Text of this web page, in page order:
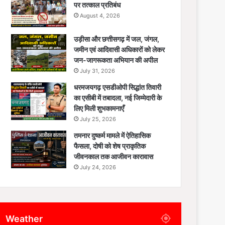
पर तत्काल प्रतिबंध
August 4, 2026
उड़ीसा और छत्तीसगढ़ में जल, जंगल,
जमीन एवं आदिवासी अधिकारों को लेकर
जन-जागरूकता अभियान की अपील
July 31, 2026
धरमजयगढ़ एसडीओपी सिद्धांत तिवारी
का एसीबी में तबादला, नई जिम्मेदारी के
लिए मिली शुभकामनाएँ
July 25, 2026
तमनार दुष्कर्म मामले में ऐतिहासिक
फैसला, दोषी को शेष प्राकृतिक
जीवनकाल तक आजीवन कारावास
July 24, 2026
Weather